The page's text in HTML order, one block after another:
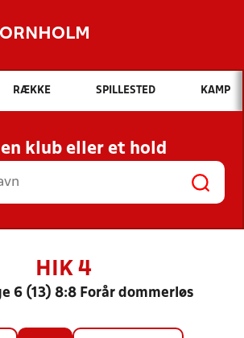
Hvad vil du søge efter?
INDHOLD OG NYHEDER
RESULTATER, KLUBBER OG
HOLD
RÆKKE SPILLESTED KAMP
en klub eller et hold
HIK 4
6 (13) 8:8 Forår dommerløs